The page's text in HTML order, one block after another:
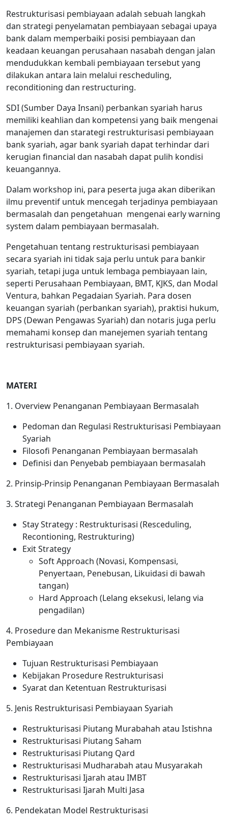
Restrukturisasi pembiayaan adalah sebuah langkah
dan strategi penyelamatan pembiayaan sebagai upaya
bank dalam memperbaiki posisi pembiayaan dan
keadaan keuangan perusahaan nasabah dengan jalan
mendudukkan kembali pembiayaan tersebut yang
dilakukan antara lain melalui rescheduling,
reconditioning dan restructuring.
SDI (Sumber Daya Insani) perbankan syariah harus
memiliki keahlian dan kompetensi yang baik mengenai
manajemen dan starategi restrukturisasi pembiayaan
bank syariah, agar bank syariah dapat terhindar dari
kerugian financial dan nasabah dapat pulih kondisi
keuangannya.
Dalam workshop ini, para peserta juga akan diberikan
ilmu preventif untuk mencegah terjadinya pembiayaan
bermasalah dan pengetahuan mengenai early warning
system dalam pembiayaan bermasalah.
Pengetahuan tentang restrukturisasi pembiayaan
secara syariah ini tidak saja perlu untuk para bankir
syariah, tetapi juga untuk lembaga pembiayaan lain,
seperti Perusahaan Pembiayaan, BMT, KJKS, dan Modal
Ventura, bahkan Pegadaian Syariah. Para dosen
keuangan syariah (perbankan syariah), praktisi hukum,
DPS (Dewan Pengawas Syariah) dan notaris juga perlu
memahami konsep dan manejemen syariah tentang
restrukturisasi pembiayaan syariah.
MATERI
1. Overview Penanganan Pembiayaan Bermasalah
Pedoman dan Regulasi Restrukturisasi Pembiayaan
Syariah
Filosofi Penanganan Pembiayaan bermasalah
Definisi dan Penyebab pembiayaan bermasalah
2. Prinsip-Prinsip Penanganan Pembiayaan Bermasalah
3. Strategi Penanganan Pembiayaan Bermasalah
Stay Strategy : Restrukturisasi (Resceduling,
Recontioning, Restrukturing)
Exit Strategy
Soft Approach (Novasi, Kompensasi,
Penyertaan, Penebusan, Likuidasi di bawah
tangan)
Hard Approach (Lelang eksekusi, lelang via
pengadilan)
4. Prosedure dan Mekanisme Restrukturisasi
Pembiayaan
Tujuan Restrukturisasi Pembiayaan
Kebijakan Prosedure Restrukturisasi
Syarat dan Ketentuan Restrukturisasi
5. Jenis Restrukturisasi Pembiayaan Syariah
Restrukturisasi Piutang Murabahah atau Istishna
Restrukturisasi Piutang Saham
Restrukturisasi Piutang Qard
Restrukturisasi Mudharabah atau Musyarakah
Restrukturisasi Ijarah atau IMBT
Restrukturisasi Ijarah Multi Jasa
6. Pendekatan Model Restrukturisasi